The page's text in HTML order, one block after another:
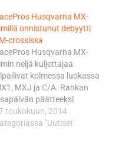
Husqvarna MX-
onnistunut debyytti
crossissa
Husqvarna MX-
neljä kuljettajaa
kolmessa luokassa
MXJ ja C/A. Rankan
päätteeksi
keräsi vakuuttavan
vaikka
toukokuun, 2014
"Uutiset"